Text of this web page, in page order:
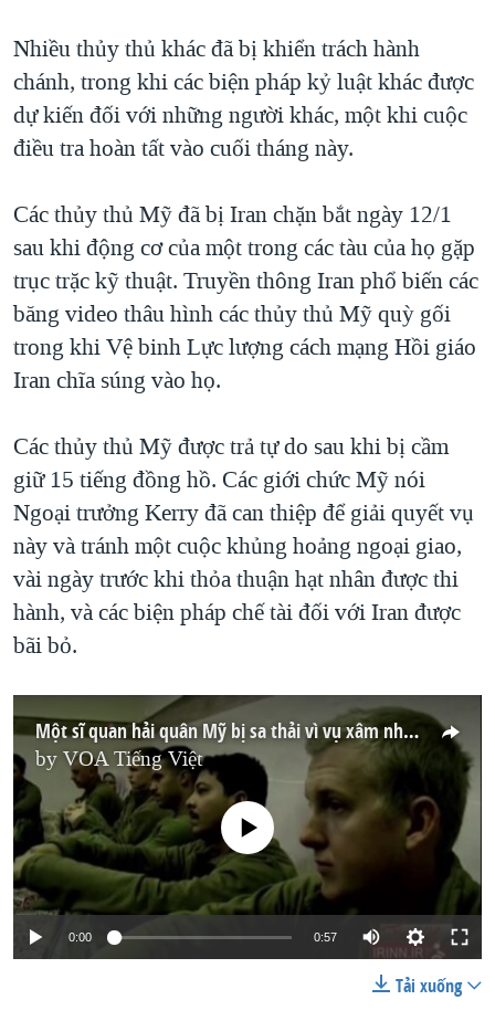
Nhiều thủy thủ khác đã bị khiển trách hành
chánh, trong khi các biện pháp kỷ luật khác được
dự kiến đối với những người khác, một khi cuộc
điều tra hoàn tất vào cuối tháng này.
Các thủy thủ Mỹ đã bị Iran chặn bắt ngày 12/1
sau khi động cơ của một trong các tàu của họ gặp
trục trặc kỹ thuật. Truyền thông Iran phổ biến các
băng video thâu hình các thủy thủ Mỹ quỳ gối
trong khi Vệ binh Lực lượng cách mạng Hồi giáo
Iran chĩa súng vào họ.
Các thủy thủ Mỹ được trả tự do sau khi bị cầm
giữ 15 tiếng đồng hồ. Các giới chức Mỹ nói
Ngoại trưởng Kerry đã can thiệp để giải quyết vụ
này và tránh một cuộc khủng hoảng ngoại giao,
vài ngày trước khi thỏa thuận hạt nhân được thi
hành, và các biện pháp chế tài đối với Iran được
bãi bỏ.
Một sĩ quan hải quân Mỹ bị sa thải vì vụ xâm nhập hải phận Iran
by VOA Tiếng Việt
No media source currently available
0:00 0:57
Tải xuống